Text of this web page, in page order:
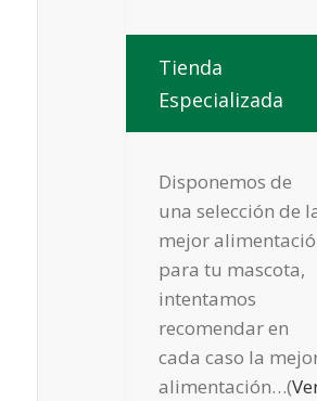
Tienda
Especializada
Disponemos de
una selección de
mejor
para tu mascota,
intentamos
recomendar en
cada caso la
alimentación…(